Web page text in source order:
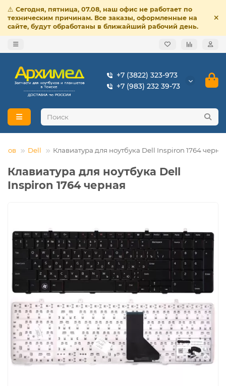
⚠️ Сегодня, пятница, 07.08, наш офис не работает по
техническим причинам. Все заказы, оформленные на
сайте, будут обработаны в ближайший рабочий день.
+7 (3822) 323-973
+7 (983) 232 39-73
Dell Клавиатура для ноутбука Dell Inspiron 1764
Клавиатура для ноутбука Dell
Inspiron 1764 черная